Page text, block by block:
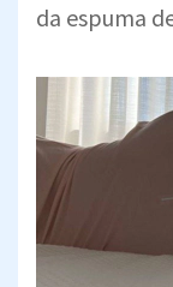
da espuma